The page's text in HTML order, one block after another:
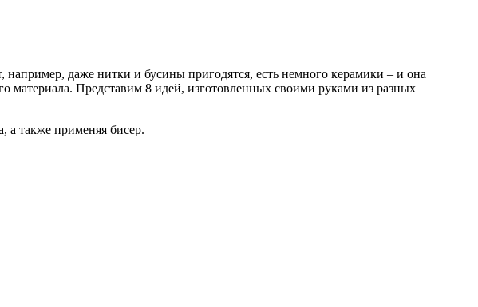
даже нитки и бусины пригодятся, есть немного керамики – и она
материала. Представим 8 идей, изготовленных своими руками из разных
а также применяя бисер.